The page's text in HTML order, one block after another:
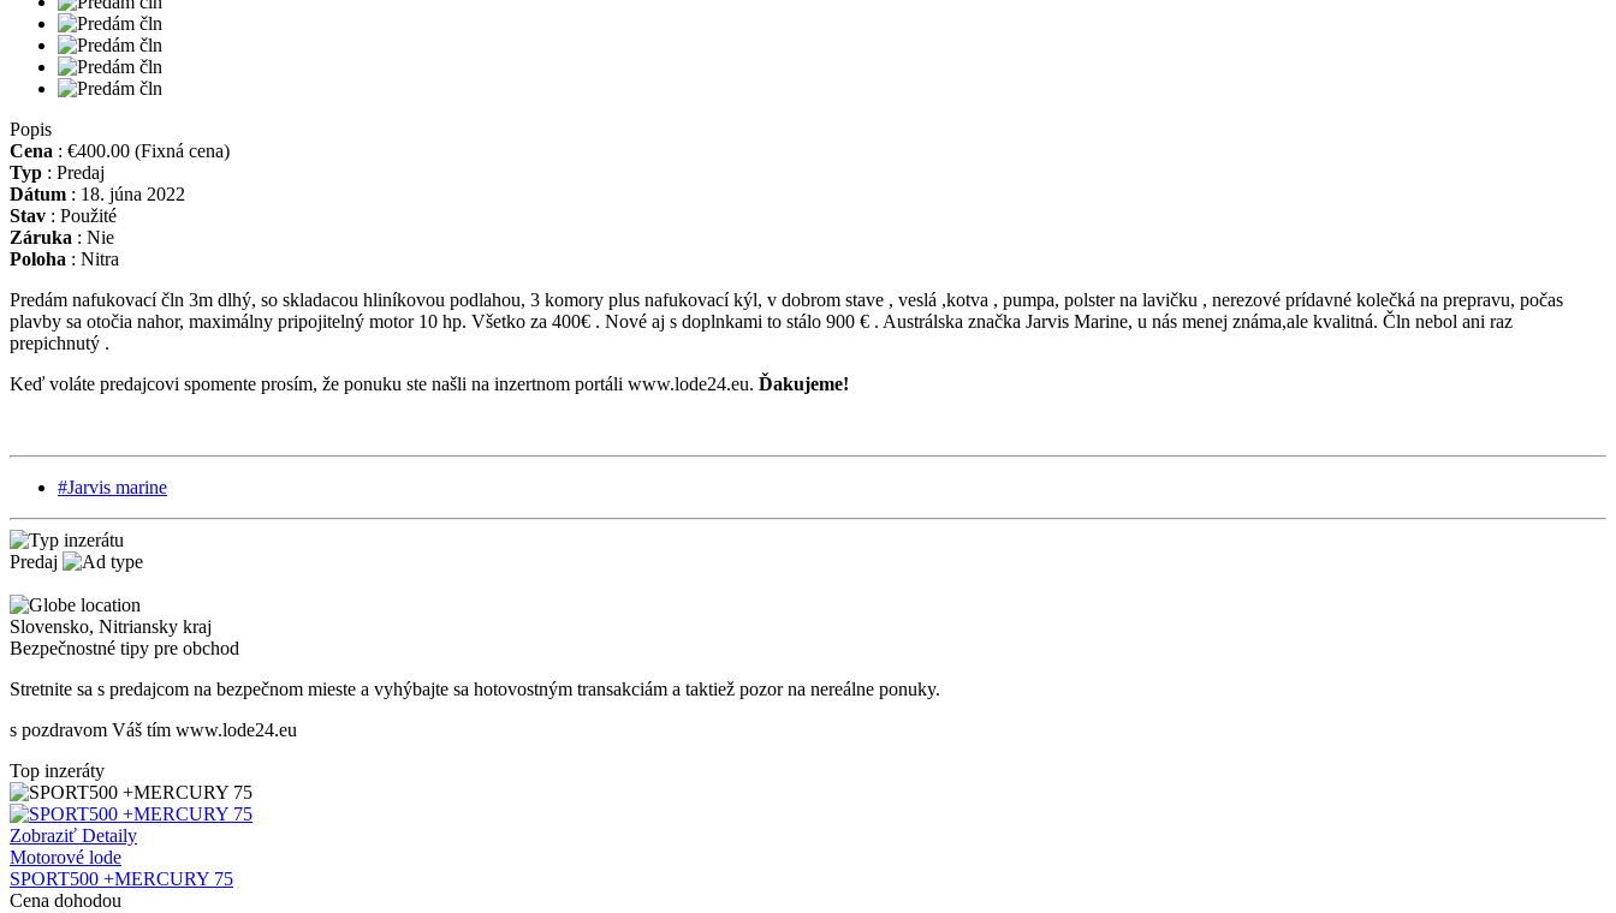
Popis
Cena : €400.00 (Fixná cena)
Typ : Predaj
Dátum : 18. júna 2022
Stav : Použité
Záruka : Nie
Poloha : Nitra
Predám nafukovací čln 3m dlhý, so skladacou hliníkovou podlahou, 3 komory plus nafukovací kýl, v dobrom stave , veslá ,kotva , pumpa, polster na lavičku , nerezové prídavné kolečká na prepravu, počas
plavby sa otočia nahor, maximálny pripojitelný motor 10 hp. Všetko za 400€ . Nové aj s doplnkami to stálo 900 € . Austrálska značka Jarvis Marine, u nás menej známa,ale kvalitná. Čln nebol ani raz
prepichnutý .
Keď voláte predajcovi spomente prosím, že ponuku ste našli na inzertnom portáli www.lode24.eu. Ďakujeme!
#Jarvis marine
Predaj
Slovensko, Nitriansky kraj
Bezpečnostné tipy pre obchod
Stretnite sa s predajcom na bezpečnom mieste a vyhýbajte sa hotovostným transakciám a taktiež pozor na nereálne ponuky.
s pozdravom Váš tím www.lode24.eu
Top inzeráty
Zobraziť Detaily
Motorové lode
SPORT500 +MERCURY 75
Cena dohodou